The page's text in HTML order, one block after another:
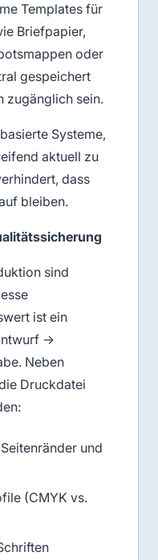
Templates für
Briefpapier,
oder
gespeichert
zugänglich sein.
Systeme,
aktuell zu
dass
bleiben.
sind
ist ein
→
Neben
Druckdatei
und
(CMYK vs.